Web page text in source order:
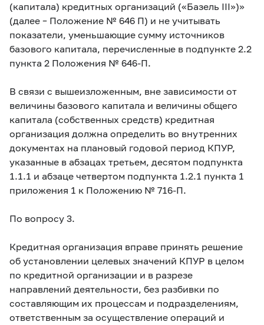
(капитала) кредитных организаций («Базель III»)»
(далее – Положение № 646 П) и не учитывать
показатели, уменьшающие сумму источников
базового капитала, перечисленные в подпункте 2.2
пункта 2 Положения № 646-П.
В связи с вышеизложенным, вне зависимости от
величины базового капитала и величины общего
капитала (собственных средств) кредитная
организация должна определить во внутренних
документах на плановый годовой период КПУР,
указанные в абзацах третьем, десятом подпункта
1.1.1 и абзаце четвертом подпункта 1.2.1 пункта 1
приложения 1 к Положению № 716-П.
По вопросу 3.
Кредитная организация вправе принять решение
об установлении целевых значений КПУР в целом
по кредитной организации и в разрезе
направлений деятельности, без разбивки по
составляющим их процессам и подразделениям,
ответственным за осуществление операций и